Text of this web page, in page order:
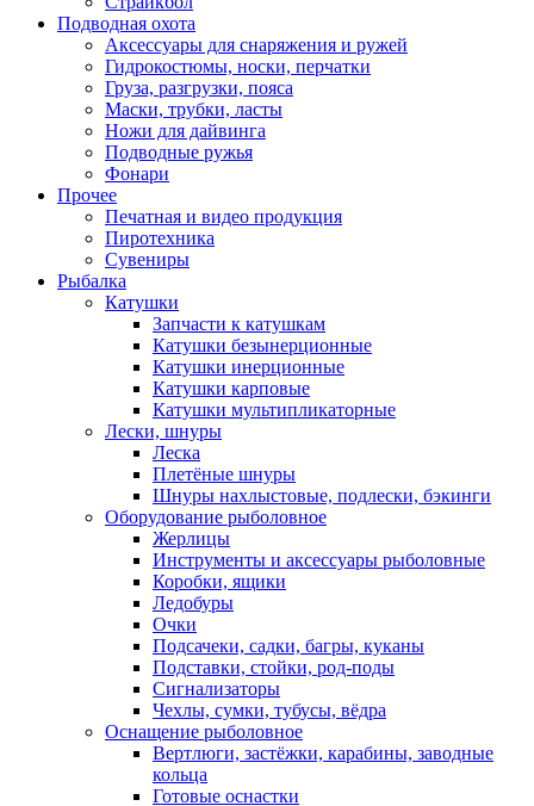
Подводная охота
Аксессуары для снаряжения и ружей
Гидрокостюмы, носки, перчатки
Груза, разгрузки, пояса
Маски, трубки, ласты
Ножи для дайвинга
Подводные ружья
Фонари
Прочее
Печатная и видео продукция
Пиротехника
Сувениры
Рыбалка
Катушки
Запчасти к катушкам
Катушки безынерционные
Катушки инерционные
Катушки карповые
Катушки мультипликаторные
Лески, шнуры
Леска
Плетёные шнуры
Шнуры нахлыстовые, подлески, бэкинги
Оборудование рыболовное
Жерлицы
Инструменты и аксессуары рыболовные
Коробки, ящики
Ледобуры
Очки
Подсачеки, садки, багры, куканы
Подставки, стойки, род-поды
Сигнализаторы
Чехлы, сумки, тубусы, вёдра
Оснащение рыболовное
Вертлюги, застёжки, карабины, заводные
кольца
Готовые оснастки